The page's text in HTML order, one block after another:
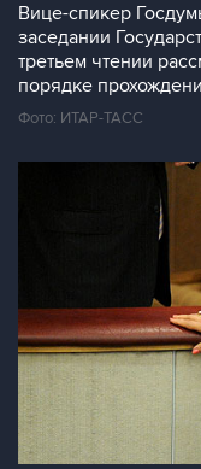
Вице-спикер
заседании
третьем чтении
порядке
Фото: ИТАР-ТАСС